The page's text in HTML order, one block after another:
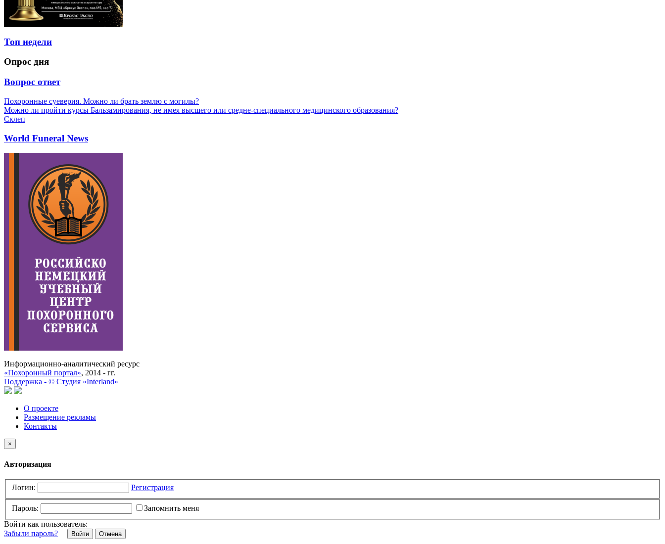
Топ недели
Опрос дня
Вопрос ответ
Похоронные суеверия. Можно ли брать землю с могилы?
Можно ли пройти курсы Бальзамирования, не имея высшего или средне-специального медицинского образования?
Склеп
World Funeral News
Информационно-аналитический ресурс
«Похоронный портал», 2014 - гг.
Поддержка - © Cтудия «Interland»
О проекте
Размещение рекламы
Контакты
×
Авторизация
Логин: Регистрация
Пароль:
Запомнить меня
Войти как пользователь:
Забыли пароль?
Отмена